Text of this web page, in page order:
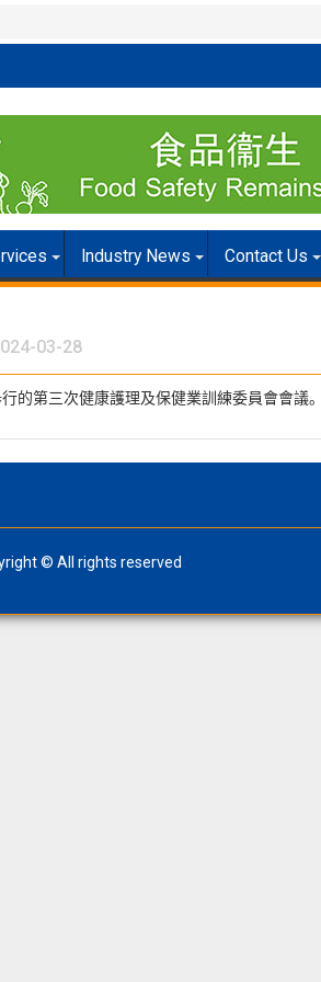
Industry News Contact Us
03-28
的第三次健康護理及保健業訓練委員會會議
© All rights reserved